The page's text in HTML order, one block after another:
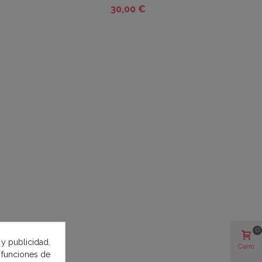
30,00 €
Carro
0
publicidad.
de